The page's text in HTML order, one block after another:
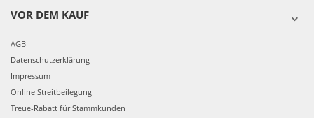
VOR DEM KAUF
AGB
Datenschutzerklärung
Impressum
Online Streitbeilegung
Treue-Rabatt für Stammkunden